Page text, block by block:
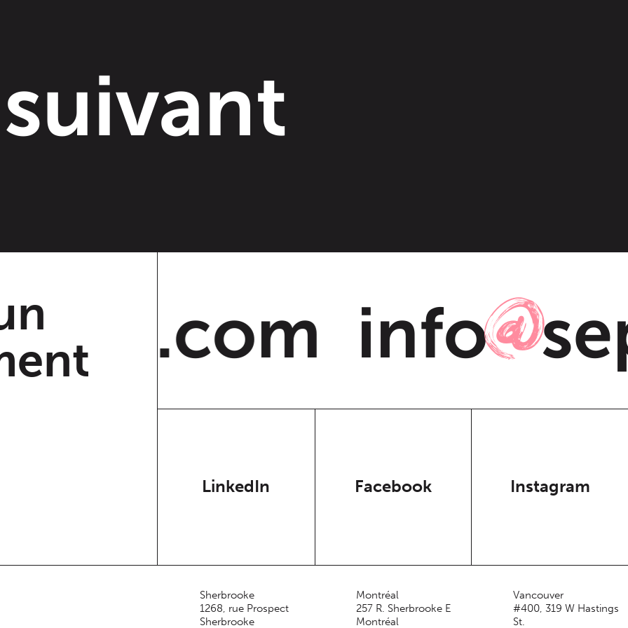
info@
LinkedIn Facebook Instagram
Sherbrooke
1268, rue Prospect
Sherbrooke
Montréal
257 R. Sherbrooke E
Montréal
Vancouver
#400, 319 W Hastings
St.